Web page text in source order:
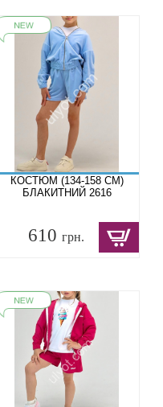
КОСТЮМ (134-158 СМ)
БЛАКИТНИЙ 2616
610грн.